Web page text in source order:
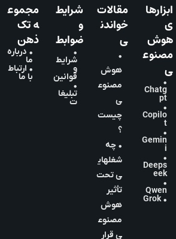
ابزارها
ی
هوش
مصنوع
ی
•
Chatg
pt
•
Copilo
t
•
Gemin
i
•
Deeps
eek
•
Qwen
• Grok
مقالات
خواندن
ی
•
هوش
مصنوع
ی
چیست
؟
• چه
شغلهای
ی تحت
تأثیر
هوش
مصنوع
ی قرار
شرایط
و
ضوابط
•
شرایط
و
قوانین
•
تبلیغا
ت
مجموع
ه تک
ذهن
• درباره
ما
• ارتباط
با ما